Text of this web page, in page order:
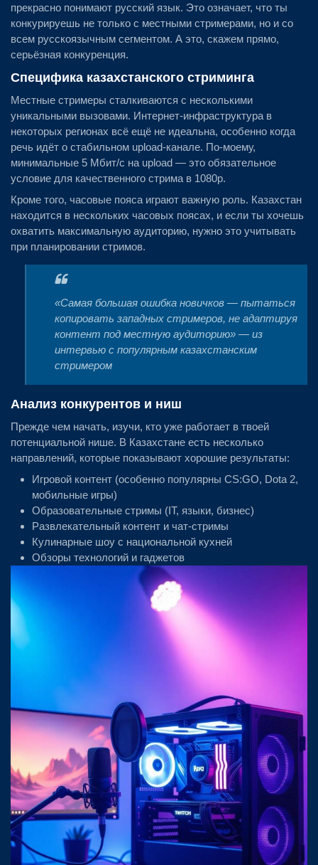
прекрасно понимают русский язык. Это означает, что ты
конкурируешь не только с местными стримерами, но и со
всем русскоязычным сегментом. А это, скажем прямо,
серьёзная конкуренция.
Специфика казахстанского стриминга
Местные стримеры сталкиваются с несколькими
уникальными вызовами. Интернет-инфраструктура в
некоторых регионах всё ещё не идеальна, особенно когда
речь идёт о стабильном upload-канале. По-моему,
минимальные 5 Мбит/с на upload — это обязательное
условие для качественного стрима в 1080p.
Кроме того, часовые пояса играют важную роль. Казахстан
находится в нескольких часовых поясах, и если ты хочешь
охватить максимальную аудиторию, нужно это учитывать
при планировании стримов.
«Самая большая ошибка новичков — пытаться
копировать западных стримеров, не адаптируя
контент под местную аудиторию» — из
интервью с популярным казахстанским
стримером
Анализ конкурентов и ниш
Прежде чем начать, изучи, кто уже работает в твоей
потенциальной нише. В Казахстане есть несколько
направлений, которые показывают хорошие результаты:
Игровой контент (особенно популярны CS:GO, Dota 2,
мобильные игры)
Образовательные стримы (IT, языки, бизнес)
Развлекательный контент и чат-стримы
Кулинарные шоу с национальной кухней
Обзоры технологий и гаджетов